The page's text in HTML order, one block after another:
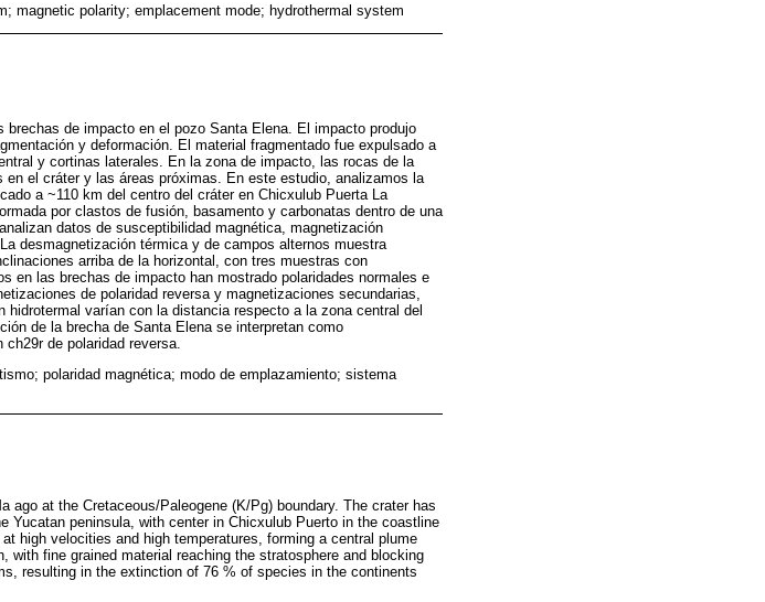
magnetic polarity; emplacement mode; hydrothermal system
de impacto en el pozo Santa Elena. El impacto produjo
y deformación. El material fragmentado fue expulsado a
y cortinas laterales. En la zona de impacto, las rocas de la
el cráter y las áreas próximas. En este estudio, analizamos la
a ~110 km del centro del cráter en Chicxulub Puerta La
por clastos de fusión, basamento y carbonatas dentro de una
datos de susceptibilidad magnética, magnetización
desmagnetización térmica y de campos alternos muestra
arriba de la horizontal, con tres muestras con
en las brechas de impacto han mostrado polaridades normales e
de polaridad reversa y magnetizaciones secundarias,
varían con la distancia respecto a la zona central del
de la brecha de Santa Elena se interpretan como
de polaridad reversa.
polaridad magnética; modo de emplazamiento; sistema
at the Cretaceous/Paleogene (K/Pg) boundary. The crater has
Yucatan peninsula, with center in Chicxulub Puerto in the coastline
high velocities and high temperatures, forming a central plume
fine grained material reaching the stratosphere and blocking
resulting in the extinction of 76 % of species in the continents